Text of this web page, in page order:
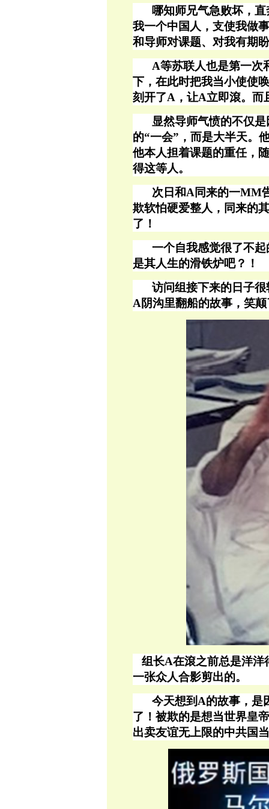
哪知师兄气急败坏，
我一个中国人，支使我做
和导师对课题、对我有期
A等苏联人也是第一次
下，在此时把我当小使使
刻开了A，让A立即滾。而
显然导师气愤的不仅
的“一会”，而是大半天。
他本人担着课题的重任，
得这等人。
次日和A同来的一MM
欺软怕硬爱整人，同来的
了！
一个自我感觉很了不
是其人生的滑铁炉吧？！
访问组接下来的日子
A阴沟里翻船的故事，笑
组长A在滾之前总是洋洋
一张众人合影剪出的。
今天想到 A的故事，是
了！被欺的是想当世界皇
出卖友谊无上限的中共国